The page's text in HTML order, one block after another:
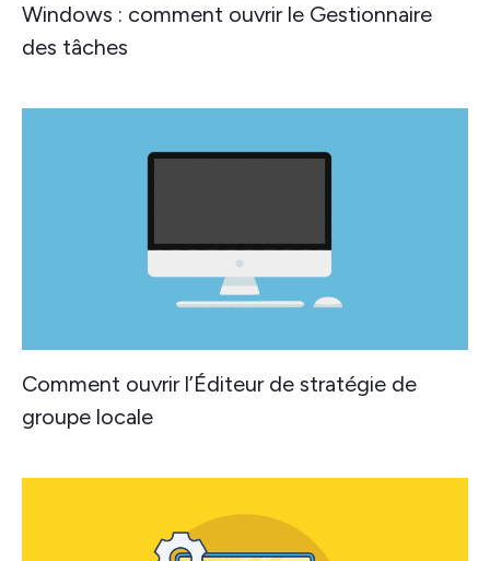
Windows : comment ouvrir le Gestionnaire
des tâches
Comment ouvrir l’Éditeur de stratégie de
groupe locale